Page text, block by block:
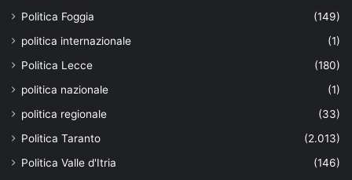
Politica Foggia
(149)
politica internazionale
(1)
Politica Lecce
(180)
politica nazionale
(1)
politica regionale
(33)
Politica Taranto
(2.013)
Politica Valle d'Itria
(146)